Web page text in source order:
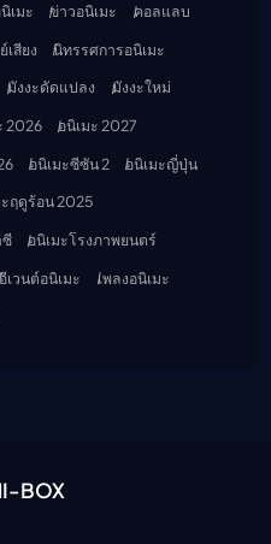
เมะ ข่าวอนิเมะ
คอลแลบ
เสียง
นิทรรศการอนิเมะ
มังงะดัดแปลง
มังงะใหม่
2026
อนิเมะ 2027
อนิเมะซีซัน 2
อนิเมะญี่ปุ่น
ฤดูร้อน 2025
อนิเมะโรงภาพยนตร์
อีเวนต์อนิเมะ
เพลงอนิเมะ
BOX